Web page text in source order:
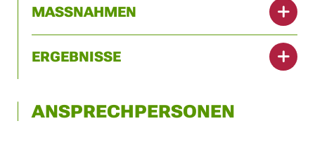
MASSNAHMEN
ERGEBNISSE
ANSPRECHPERSONEN